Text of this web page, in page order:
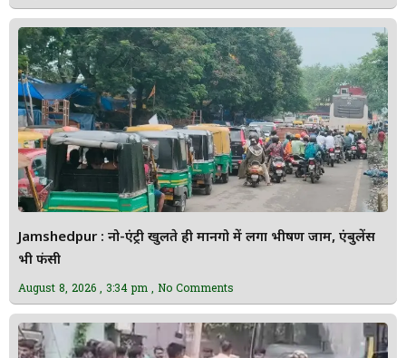
Jamshedpur : नो-एंट्री खुलते ही मानगो में लगा भीषण जाम, एंबुलेंस
भी फंसी
August 8, 2026 3:34 pm No Comments